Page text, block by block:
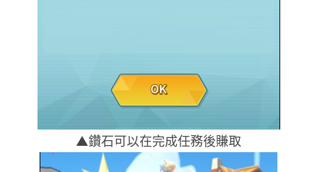
▲鑽石可以在完成任務後賺取